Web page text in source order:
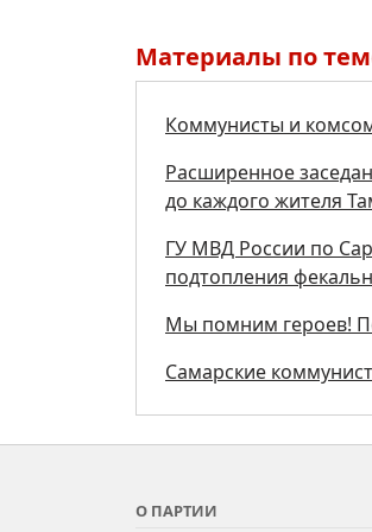
Материалы по
Коммунисты и
Расширенное
до каждого жителя
ГУ МВД России по
подтопления
Мы помним героев!
Самарские
О ПАРТИИ